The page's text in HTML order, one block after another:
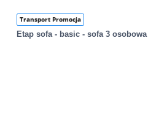
Transport Promocja
Etap sofa - basic - sofa 3 osobowa